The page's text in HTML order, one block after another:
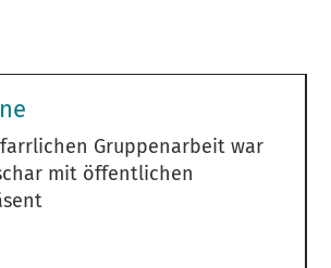
Gruppenarbeit war
mit öffentlichen